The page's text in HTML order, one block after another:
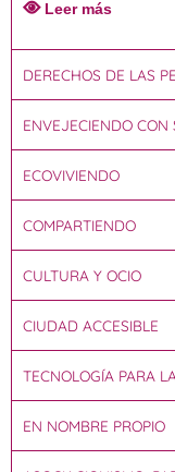
Leer más
DERECHOS DE LAS
ENVEJECIENDO CON
ECOVIVIENDO
COMPARTIENDO
CULTURA Y OCIO
CIUDAD ACCESIBLE
TECNOLOGÍA PARA
EN NOMBRE PROPIO